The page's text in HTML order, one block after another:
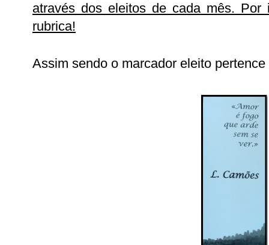
através dos eleitos de cada mês. Por
rubrica!
Assim sendo o marcador eleito pertence